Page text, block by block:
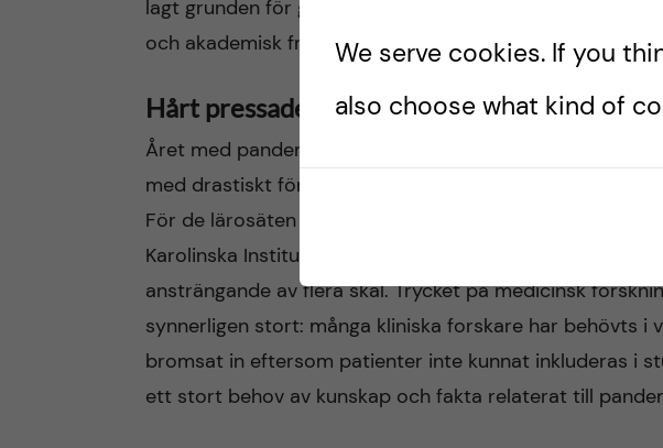
lagt grunden för genombrottsforskning – och samtidigt
och akademisk fri forskning.
Hårt pressade universitet
Året med pandemin har varit påfrestande för alla
med drastiskt förändrade villkor och förutsättningar för
För de lärosäten i Sverige med medicinska fakulteter –
Karolinska Institutet, Umeå, Uppsala och Örebro – har
ansträngande av flera skäl. Trycket på medicinsk
synnerligen stort: många kliniska forskare har behövts i
bromsat in eftersom patienter inte kunnat inkluderas i
ett stort behov av kunskap och fakta relaterat till
We serve cookies. If you
also choose what kind of